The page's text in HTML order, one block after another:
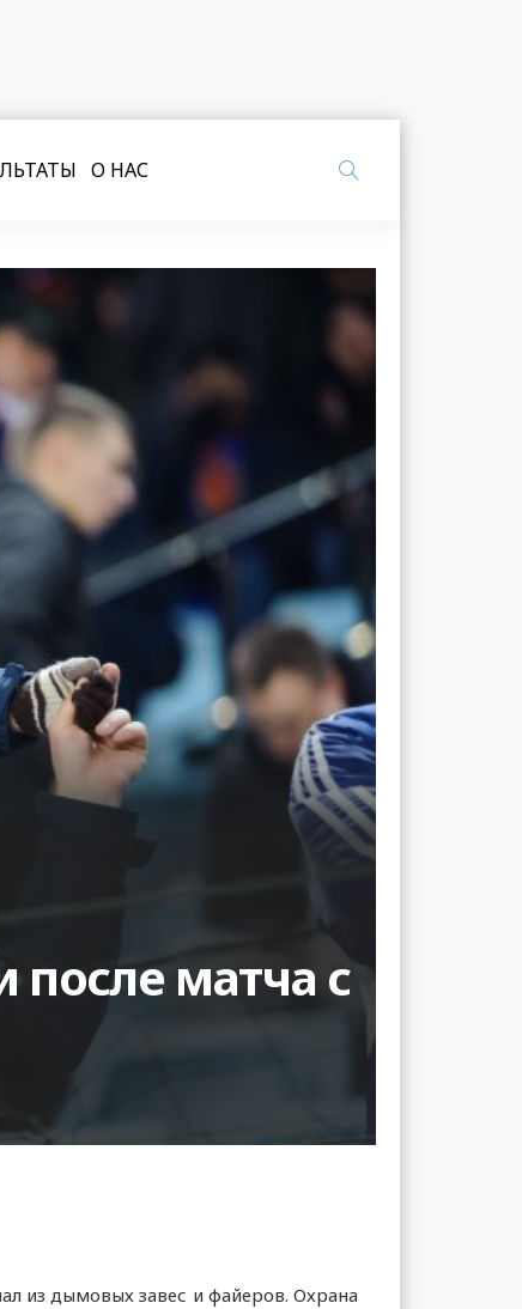
О НАС
после матча с
из дымовых завес и файеров. Охрана